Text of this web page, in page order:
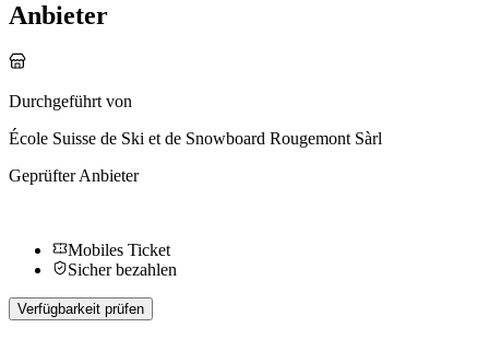
Anbieter
Durchgeführt von
École Suisse de Ski et de Snowboard Rougemont Sàrl
Geprüfter Anbieter
Mobiles Ticket
Sicher bezahlen
Verfügbarkeit prüfen